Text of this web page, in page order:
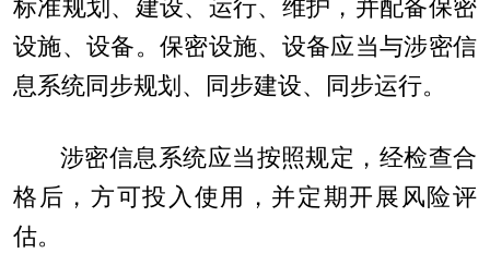
标准规划、建设、运行、维护，并配备保密
设施、设备。保密设施、设备应当与涉密信
息系统同步规划、同步建设、同步运行。
涉密信息系统应当按照规定，经检查合
格后，方可投入使用，并定期开展风险评
估。